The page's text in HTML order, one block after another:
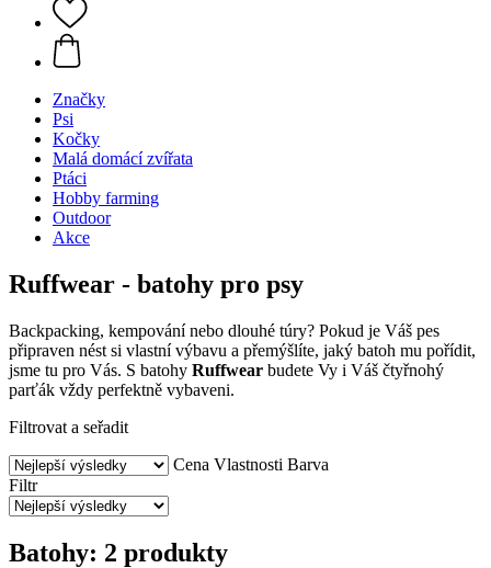
Značky
Psi
Kočky
Malá domácí zvířata
Ptáci
Hobby farming
Outdoor
Akce
Ruffwear - batohy pro psy
Backpacking, kempování nebo dlouhé túry? Pokud je Váš pes
připraven nést si vlastní výbavu a přemýšlíte, jaký batoh mu pořídit,
jsme tu pro Vás. S batohy Ruffwear budete Vy i Váš čtyřnohý
parťák vždy perfektně vybaveni.
Filtrovat a seřadit
Cena Vlastnosti Barva
Filtr
Batohy: 2 produkty